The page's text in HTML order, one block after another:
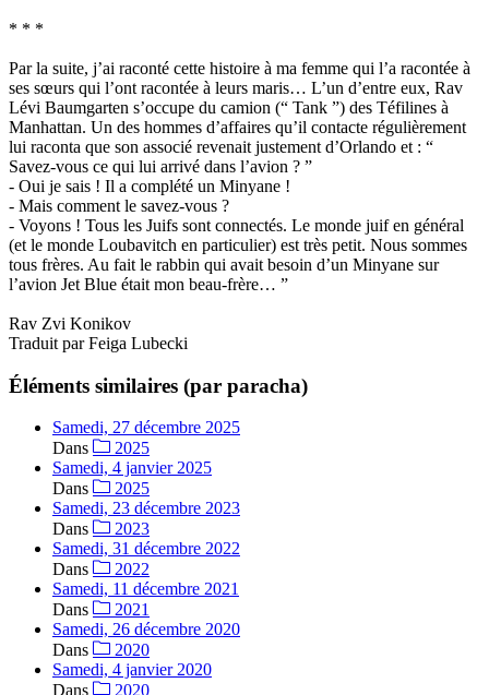
* * *
Par la suite, j’ai raconté cette histoire à ma femme qui l’a racontée à
ses sœurs qui l’ont racontée à leurs maris… L’un d’entre eux, Rav
Lévi Baumgarten s’occupe du camion (“ Tank ”) des Téfilines à
Manhattan. Un des hommes d’affaires qu’il contacte régulièrement
lui raconta que son associé revenait justement d’Orlando et : “
Savez-vous ce qui lui arrivé dans l’avion ? ”
- Oui je sais ! Il a complété un Minyane !
- Mais comment le savez-vous ?
- Voyons ! Tous les Juifs sont connectés. Le monde juif en général
(et le monde Loubavitch en particulier) est très petit. Nous sommes
tous frères. Au fait le rabbin qui avait besoin d’un Minyane sur
l’avion Jet Blue était mon beau-frère… ”
Rav Zvi Konikov
Traduit par Feiga Lubecki
Éléments similaires (par paracha)
Samedi, 27 décembre 2025
Dans
2025
Samedi, 4 janvier 2025
Dans
2025
Samedi, 23 décembre 2023
Dans
2023
Samedi, 31 décembre 2022
Dans
2022
Samedi, 11 décembre 2021
Dans
2021
Samedi, 26 décembre 2020
Dans
2020
Samedi, 4 janvier 2020
Dans
2020